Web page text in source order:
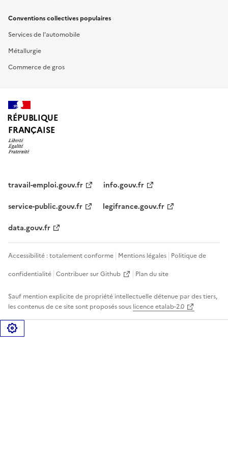
Conventions collectives populaires
Services de l'automobile
Métallurgie
Commerce de gros
RÉPUBLIQUE
FRANÇAISE
travail-emploi.gouv.fr
info.gouv.fr
service-public.gouv.fr
legifrance.gouv.fr
data.gouv.fr
Accessibilité : totalement conforme Mentions légales Politique de
confidentialité Contribuer sur Github Plan du site
Sauf mention explicite de propriété intellectuelle détenue par des tiers,
les contenus de ce site sont proposés sous licence etalab-2.0
Gérer les cookies